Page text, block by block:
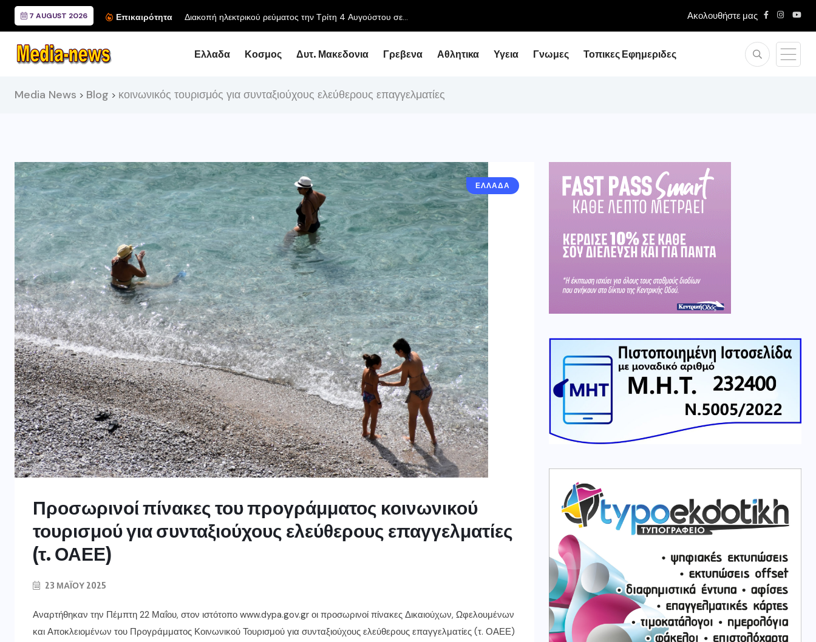
7 AUGUST 2026 Επικαιρότητα Διακοπή ηλεκτρικού ρεύματος την Τρίτη 4 Αυγούστου σε... Ακολουθήστε μας
Ελλαδα Κοσμος Δυτ. Μακεδονια Γρεβενα Αθλητικα Υγεια Γνωμες Τοπικες Εφημεριδες
Media News > Blog > κοινωνικός τουρισμός για συνταξιούχους ελεύθερους επαγγελματίες
ΕΛΛΑΔΑ
Προσωρινοί πίνακες του προγράμματος κοινωνικού
τουρισμού για συνταξιούχους ελεύθερους επαγγελματίες
(τ. ΟΑΕΕ)
23 ΜΑΪ́ΟΥ 2025
Αναρτήθηκαν την Πέμπτη 22 Μαΐου, στον ιστότοπο www.dypa.gov.gr οι προσωρινοί πίνακες Δικαιούχων, Ωφελουμένων
και Αποκλειομένων του Προγράμματος Κοινωνικού Τουρισμού για συνταξιούχους ελεύθερους επαγγελματίες (τ. ΟΑΕΕ)